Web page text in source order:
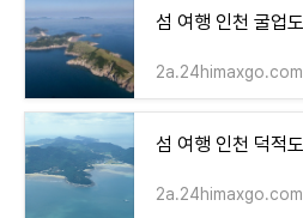
2a.24himaxgo.com
2a.24himaxgo.com